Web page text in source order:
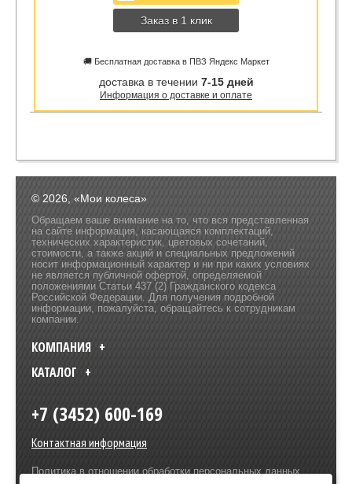
Заказ в 1 клик
🚚 Бесплатная доставка в ПВЗ Яндекс Маркет
доставка в течении 7-15 дней
Информация о доставке и оплате
© 2026, «Мои колеса»
Обращаем ваше внимание на то, что вся представленная
на сайте информация, касающаяся комплектаций,
технических характеристик, цветовых сочетаний,
стоимости, а также акций и специальных предложений
носит информационный характер и ни при каких условиях
не является публичной офертой, определяемой
положениями Статьи 437 (2) Гражданского кодекса
Российской Федерации. Для получения подробной
информации, пожалуйста, обращайтесь к сотрудникам
компании.
КОМПАНИЯ
КАТАЛОГ
+7 (3452) 600-169
Контактная информация
Политика в отношении обработки персональных данных